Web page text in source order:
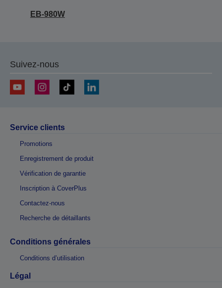
EB-980W
Suivez-nous
Service clients
Promotions
Enregistrement de produit
Vérification de garantie
Inscription à CoverPlus
Contactez-nous
Recherche de détaillants
Conditions générales
Conditions d’utilisation
Légal